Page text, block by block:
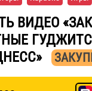
ВИДЕО